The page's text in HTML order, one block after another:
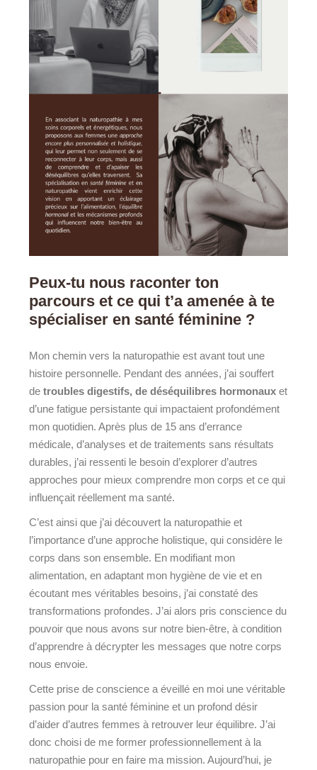
Peux-tu nous raconter ton
parcours et ce qui t’a amenée à te
spécialiser en santé féminine ?
Mon chemin vers la naturopathie est avant tout une
histoire personnelle. Pendant des années, j’ai souffert
detroubles digestifs, de déséquilibres hormonaux et
d’une fatigue persistante qui impactaient profondément
mon quotidien. Après plus de 15 ans d’errance
médicale, d’analyses et de traitements sans résultats
durables, j’ai ressenti le besoin d’explorer d’autres
approches pour mieux comprendre mon corps et ce qui
influençait réellement ma santé.
C’est ainsi que j’ai découvert la naturopathie et
l’importance d’une approche holistique, qui considère le
corps dans son ensemble. En modifiant mon
alimentation, en adaptant mon hygiène de vie et en
écoutant mes véritables besoins, j’ai constaté des
transformations profondes. J’ai alors pris conscience du
pouvoir que nous avons sur notre bien-être, à condition
d’apprendre à décrypter les messages que notre corps
nous envoie.
Cette prise de conscience a éveillé en moi une véritable
passion pour la santé féminine et un profond désir
d’aider d’autres femmes à retrouver leur équilibre. J’ai
donc choisi de me former professionnellement à la
naturopathie pour en faire ma mission. Aujourd’hui, je